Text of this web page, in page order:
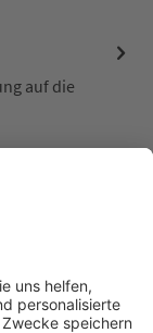
auf die